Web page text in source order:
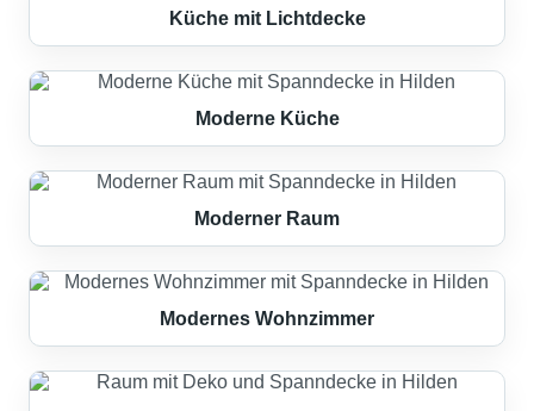
Küche mit Lichtdecke
Moderne Küche
Moderner Raum
Modernes Wohnzimmer